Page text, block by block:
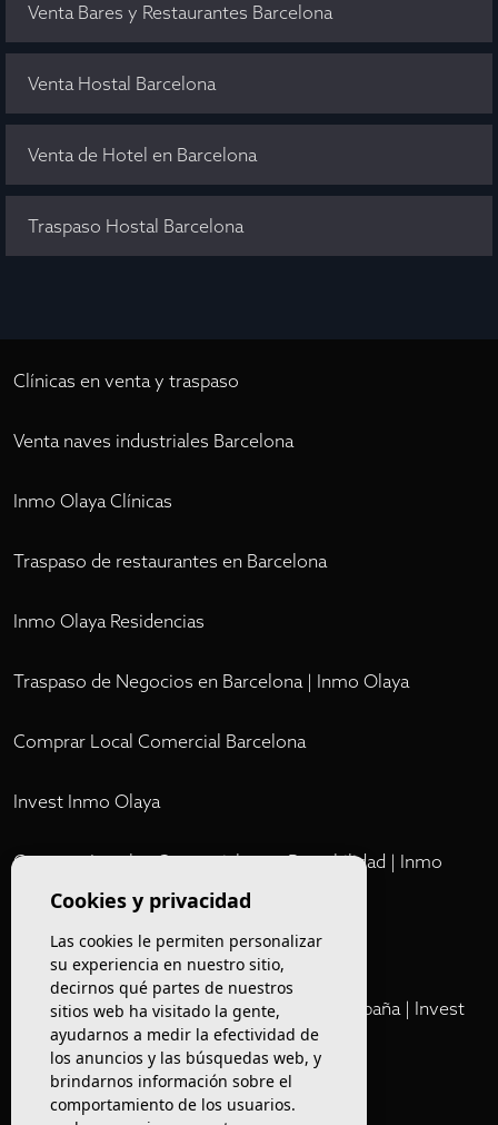
Venta Bares y Restaurantes Barcelona
Venta Hostal Barcelona
Venta de Hotel en Barcelona
Traspaso Hostal Barcelona
Clínicas en venta y traspaso
Venta naves industriales Barcelona
Inmo Olaya Clínicas
Traspaso de restaurantes en Barcelona
Inmo Olaya Residencias
Traspaso de Negocios en Barcelona | Inmo Olaya
Comprar Local Comercial Barcelona
Invest Inmo Olaya
Comprar Locales Comerciales en Rentabilidad | Inmo
Olaya
Cartera Privada de Activos Hoteleros en España | Invest
Inmo Olaya
Venta de edificios
Cookies y privacidad
Las cookies le permiten personalizar
su experiencia en nuestro sitio,
decirnos qué partes de nuestros
sitios web ha visitado la gente,
ayudarnos a medir la efectividad de
los anuncios y las búsquedas web, y
brindarnos información sobre el
comportamiento de los usuarios.